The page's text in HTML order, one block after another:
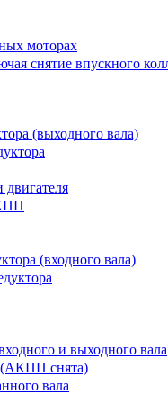
моторах
снятие впускного
(выходного вала)
двигателя
(входного вала)
и выходного вала
(АКПП снята)
вала